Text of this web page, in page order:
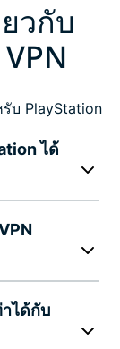
วกับ
บ PlayStation
ได้
ได้กับ